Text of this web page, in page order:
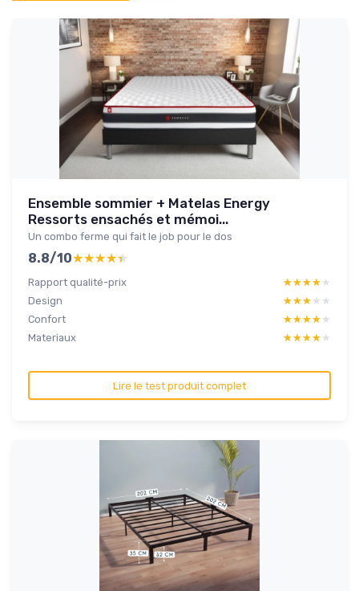
Ensemble sommier + Matelas Energy
Ressorts ensachés et mémoi...
Un combo ferme qui fait le job pour le dos
8.8/10★★★★★
★★★★★
Rapport qualité-prix ★★★★★
★★★★★
Design
★★★★★
★★★★★
Confort
★★★★★
★★★★★
Materiaux
★★★★★
★★★★★
Lire le test produit complet